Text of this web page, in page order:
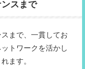
スまで
まで、一貫してお
トワークを活かし
ます。